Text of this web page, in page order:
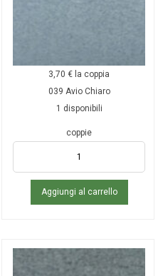
3,70€ la coppia
039 Avio Chiaro
1 disponibili
coppie
Aggiungi al carrello